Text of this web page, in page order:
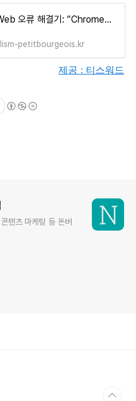
Photoshop Web 오류 해결기: “Chrome에서는 사용 가능한 디스크 용량이 제한됩니다” 눈물겨운 사투 (+ 어도비 12개월 무료 혜택!) - 자본주의 소시민
petitbourgeois.kr
제공 : 티스워드
텐츠 마케팅 등 돈버